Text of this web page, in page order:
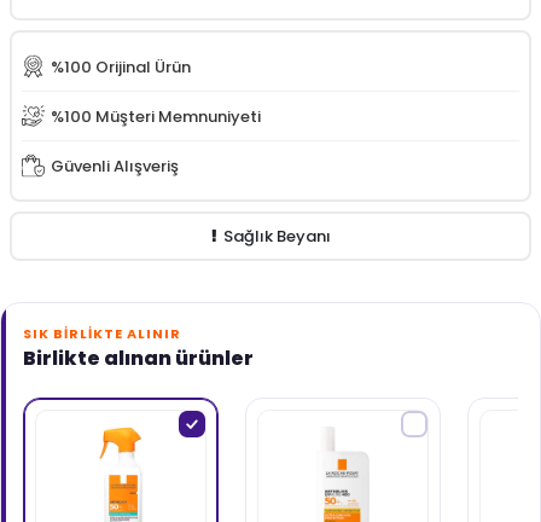
İdea Derma İdeasun Dry Touch SPF50+ Güneş Kremi 50
%100 Orijinal Ürün
%100 Müşteri Memnuniyeti
Güvenli Alışveriş
Sağlık Beyanı
SIK BIRLIKTE ALINIR
Birlikte alınan ürünler